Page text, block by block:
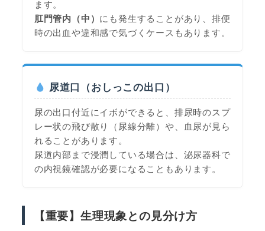
ます。
肛門管内（中） にも発生することがあり、排便
時の出血や違和感で気づくケースもあります。
尿道口（おしっこの出口）
尿の出口付近にイボができると、排尿時のスプ
レー状の飛び散り（尿線分離）や、血尿が見ら
れることがあります。
尿道内部まで浸潤している場合は、泌尿器科で
の内視鏡確認が必要になることもあります。
【重要】生理現象との見分け方